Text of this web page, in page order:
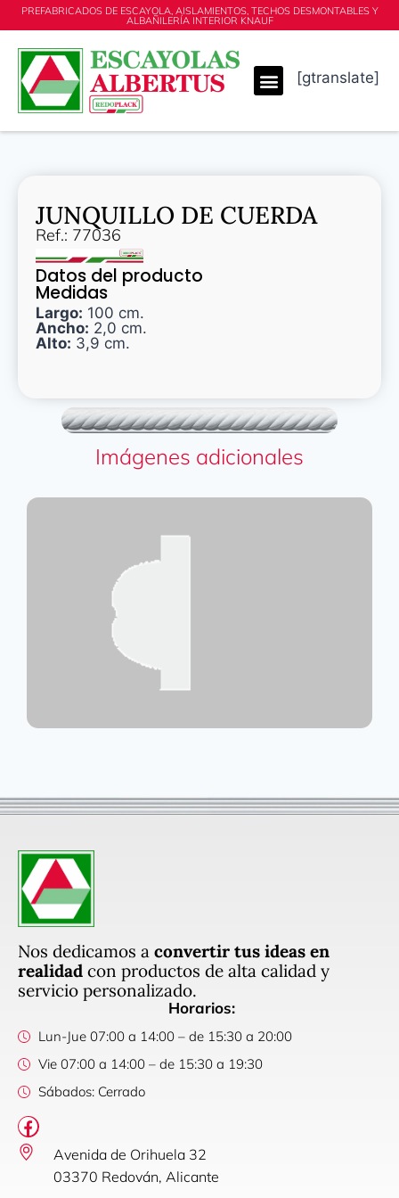
PREFABRICADOS DE ESCAYOLA, AISLAMIENTOS, TECHOS DESMONTABLES Y
ALBAÑILERÍA INTERIOR KNAUF
[gtranslate]
Imágenes adicionales
JUNQUILLO DE CUERDA
Ref.: 77036
Datos del producto
Medidas
Largo: 100 cm.
Ancho: 2,0 cm.
Alto: 3,9 cm.
Nos dedicamos a convertir tus ideas en
realidad con productos de alta calidad y
servicio personalizado.
Horarios:
Lun-Jue 07:00 a 14:00 – de 15:30 a 20:00
Vie 07:00 a 14:00 – de 15:30 a 19:30
Sábados: Cerrado
Avenida de Orihuela 32
03370 Redován, Alicante